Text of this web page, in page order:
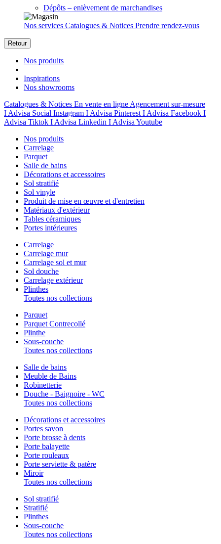
Dépôts – enlèvement de marchandises
Nos services Catalogues & Notices Prendre rendez-vous
Retour
Nos produits
Inspirations
Nos showrooms
Catalogues & Notices En vente en ligne Agencement sur-mesure
I Advisa Social Instagram I Advisa Pinterest I Advisa Facebook I
Advisa Tiktok I Advisa Linkedin I Advisa Youtube
Nos produits
Carrelage
Parquet
Salle de bains
Décorations et accessoires
Sol stratifié
Sol vinyle
Produit de mise en œuvre et d'entretien
Matériaux d'extérieur
Tables céramiques
Portes intérieures
Carrelage
Carrelage mur
Carrelage sol et mur
Sol douche
Carrelage extérieur
Plinthes
Toutes nos collections
Parquet
Parquet Contrecollé
Plinthe
Sous-couche
Toutes nos collections
Salle de bains
Meuble de Bains
Robinetterie
Douche - Baignoire - WC
Toutes nos collections
Décorations et accessoires
Portes savon
Porte brosse à dents
Porte balayette
Porte rouleaux
Porte serviette & patère
Miroir
Toutes nos collections
Sol stratifié
Stratifié
Plinthes
Sous-couche
Toutes nos collections